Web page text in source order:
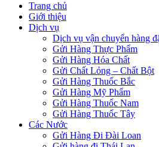
Trang chủ
Giới thiệu
Dịch vụ
Dịch vụ vận chuyển hàng
Gửi Hàng Thực Phẩm
Gửi Hàng Hóa Chất
Gửi Chất Lỏng – Chất Bột
Gửi Hàng Thuốc Bắc
Gửi Hàng Mỹ Phẩm
Gửi Hàng Thuốc Nam
Gửi Hàng Thuốc Tây
Các Nước
Gửi Hàng Đi Đài Loan